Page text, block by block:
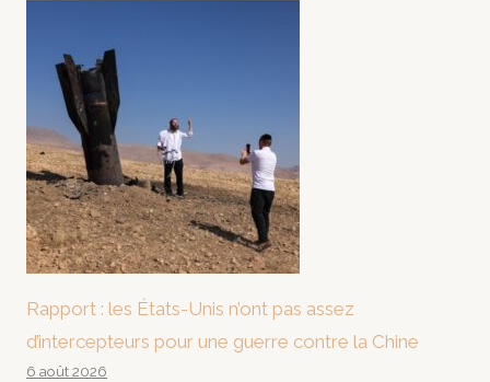
Rapport : les États-Unis n’ont pas assez
d’intercepteurs pour une guerre contre la Chine
6 août 2026